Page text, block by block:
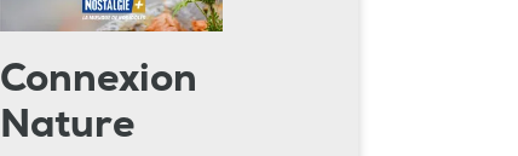
Connexion
Nature